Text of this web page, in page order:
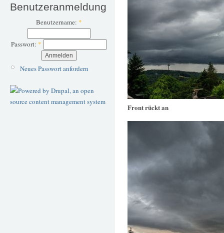
Benutzeranmeldung
Benutzername: *
Passwort: *
Neues Passwort anfordern
Front rückt an